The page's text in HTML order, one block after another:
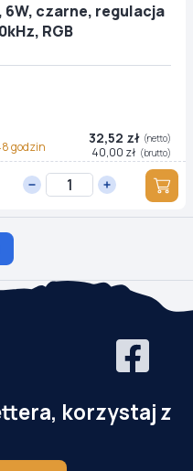
6W, czarne, regulacja
RGB
godzin
32,52 zł (netto)
40,00 zł (brutto)
korzystaj z